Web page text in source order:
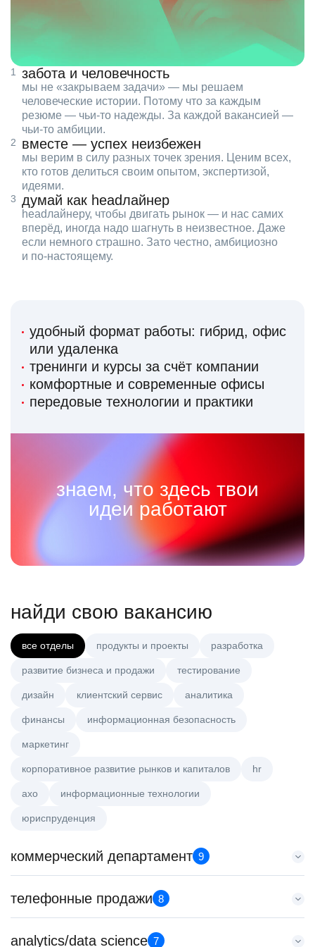
забота и человечность
мы не «закрываем задачи» — мы решаем
человеческие истории. Потому что за каждым
резюме — чьи‑то надежды. За каждой вакансией —
чьи‑то амбиции.
вместе — успех неизбежен
мы верим в силу разных точек зрения. Ценим всех,
кто готов делиться своим опытом, экспертизой,
идеями.
думай как headлайнер
headлайнеру, чтобы двигать рынок — и нас самих
вперёд, иногда надо шагнуть в неизвестное. Даже
если немного страшно. Зато честно, амбициозно
и по‑настоящему.
удобный формат работы: гибрид, офис
или удаленка
тренинги и курсы за счёт компании
комфортные и современные офисы
передовые технологии и практики
знаем, что здесь твои
идеи работают
найди свою вакансию
все отделы продукты и проекты разработка
развитие бизнеса и продажи тестирование
дизайн клиентский сервис аналитика
финансы информационная безопасность
маркетинг
корпоративное развитие рынков и капиталов hr
axo информационные технологии
юриспруденция
коммерческий департамент 9
Менеджер по работе с ключевыми клиентами (КАМ)
HeadHunter::Коммерческий департамент
з/п не указана
телефонные продажи 8
Менеджер по продажам крупному бизнесу
analytics/data science 7